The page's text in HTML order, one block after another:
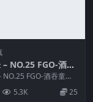
NO.25 FGO-酒吞
NO.25 FGO-酒吞童子
介 「资源名称」：羽
5.3K 25